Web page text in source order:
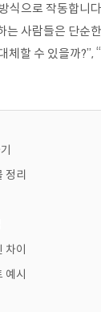
식으로 작동합니
는 사람들은 단순
체할 수 있을까
정리
차이
예시